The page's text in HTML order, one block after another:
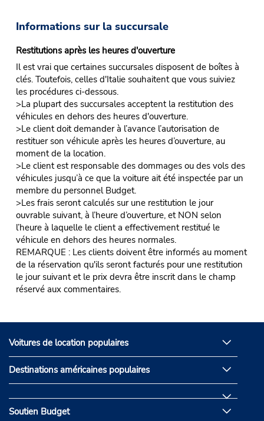
Informations sur la succursale
Restitutions après les heures d'ouverture
Il est vrai que certaines succursales disposent de boîtes à
clés. Toutefois, celles d'Italie souhaitent que vous suiviez
les procédures ci-dessous.
>La plupart des succursales acceptent la restitution des
véhicules en dehors des heures d'ouverture.
>Le client doit demander à l’avance l’autorisation de
restituer son véhicule après les heures d’ouverture, au
moment de la location.
>Le client est responsable des dommages ou des vols des
véhicules jusqu’à ce que la voiture ait été inspectée par un
membre du personnel Budget.
>Les frais seront calculés sur une restitution le jour
ouvrable suivant, à l’heure d’ouverture, et NON selon
l’heure à laquelle le client a effectivement restitué le
véhicule en dehors des heures normales.
REMARQUE : Les clients doivent être informés au moment
de la réservation qu'ils seront facturés pour une restitution
le jour suivant et le prix devra être inscrit dans le champ
réservé aux commentaires.
Voitures de location populaires
Destinations américaines populaires
Soutien Budget